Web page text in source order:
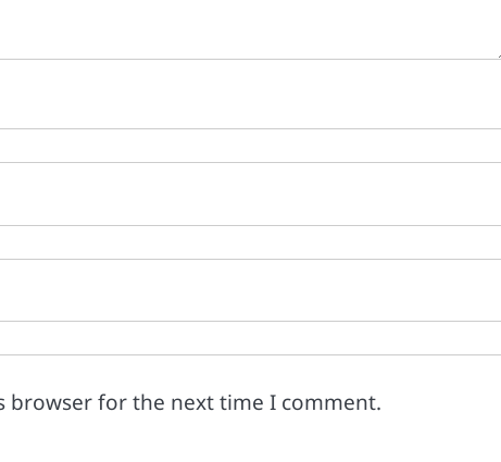
browser for the next time I comment.